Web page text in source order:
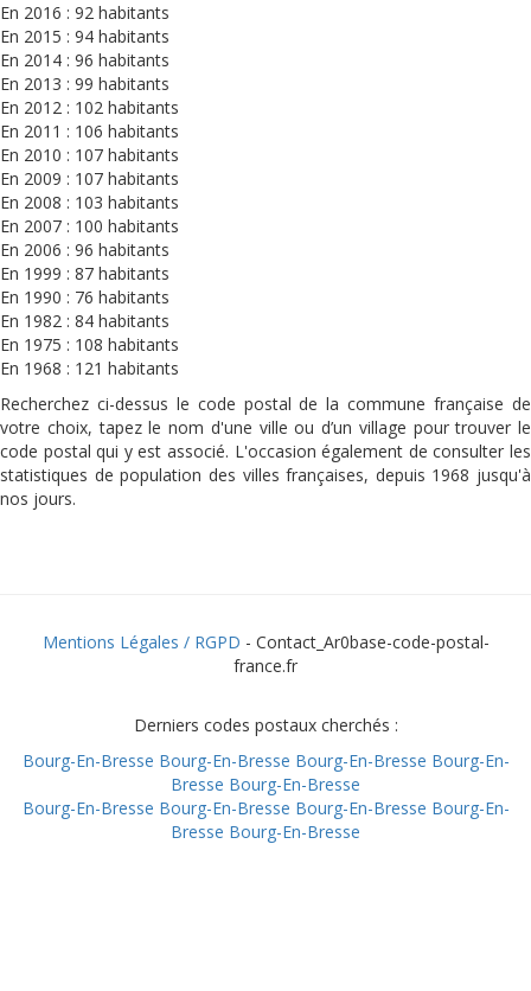
En 2016 : 92 habitants
En 2015 : 94 habitants
En 2014 : 96 habitants
En 2013 : 99 habitants
En 2012 : 102 habitants
En 2011 : 106 habitants
En 2010 : 107 habitants
En 2009 : 107 habitants
En 2008 : 103 habitants
En 2007 : 100 habitants
En 2006 : 96 habitants
En 1999 : 87 habitants
En 1990 : 76 habitants
En 1982 : 84 habitants
En 1975 : 108 habitants
En 1968 : 121 habitants
Recherchez ci-dessus le code postal de la commune française de
votre choix, tapez le nom d'une ville ou d’un village pour trouver le
code postal qui y est associé. L'occasion également de consulter les
statistiques de population des villes françaises, depuis 1968 jusqu'à
nos jours.
Mentions Légales / RGPD - Contact_Ar0base-code-postal-
france.fr
Derniers codes postaux cherchés :
Bourg-En-Bresse Bourg-En-Bresse Bourg-En-Bresse Bourg-En-
Bresse Bourg-En-Bresse
Bourg-En-Bresse Bourg-En-Bresse Bourg-En-Bresse Bourg-En-
Bresse Bourg-En-Bresse